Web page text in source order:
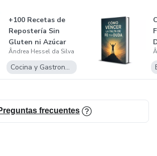
+100 Recetas de
Repostería Sin
Gluten ni Azúcar
Ândrea Hessel da Silva
Cocina y Gastronomía
frecuentes